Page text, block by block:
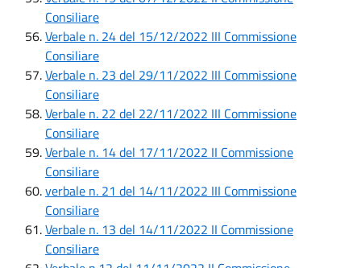
Consiliare
Verbale n. 24 del 15/12/2022 III Commissione
Consiliare
Verbale n. 23 del 29/11/2022 III Commissione
Consiliare
Verbale n. 22 del 22/11/2022 III Commissione
Consiliare
Verbale n. 14 del 17/11/2022 II Commissione
Consiliare
verbale n. 21 del 14/11/2022 III Commissione
Consiliare
Verbale n. 13 del 14/11/2022 II Commissione
Consiliare